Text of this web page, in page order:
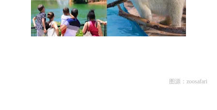
图源：zoosafari